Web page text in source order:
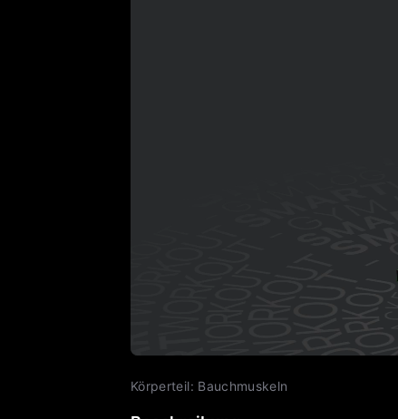
Körperteil: Bauchmuskeln